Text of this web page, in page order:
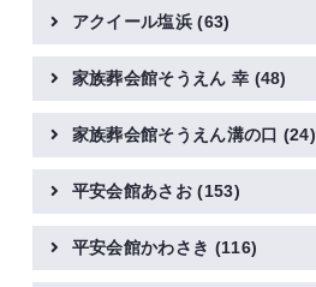
アクイール塩浜(63)
家族葬会館そうえん 幸 (48)
家族葬会館そうえん溝の口 (24)
平安会館あさお(153)
平安会館かわさき (116)